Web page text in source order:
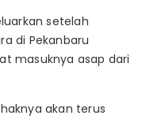
setelah
di Pekanbaru
masuknya asap dari
akan terus